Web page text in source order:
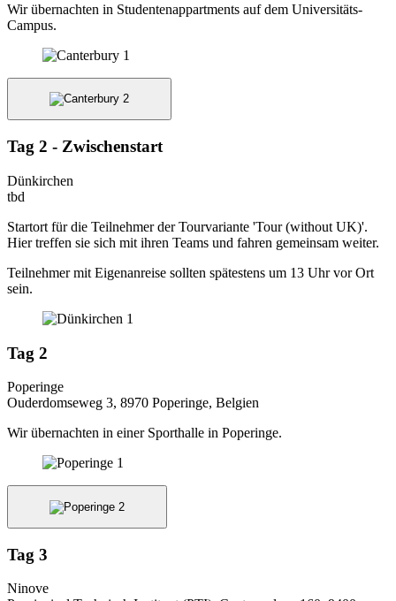
Wir übernachten in Studentenappartments auf dem Universitäts-
Campus.
Tag 2 - Zwischenstart
Dünkirchen
tbd
Startort für die Teilnehmer der Tourvariante 'Tour (without UK)'.
Hier treffen sie sich mit ihren Teams und fahren gemeinsam weiter.
Teilnehmer mit Eigenanreise sollten spätestens um 13 Uhr vor Ort
sein.
Tag 2
Poperinge
Ouderdomseweg 3, 8970 Poperinge, Belgien
Wir übernachten in einer Sporthalle in Poperinge.
Tag 3
Ninove